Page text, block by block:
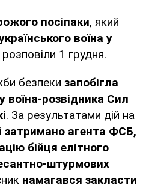
посіпаки, який
воїна у
1 грудня.
безпеки запобігла
розвідника Сил
. За результатами дій на
затримано агента ФСБ,
бійця елітного
штурмових
намагався закласти